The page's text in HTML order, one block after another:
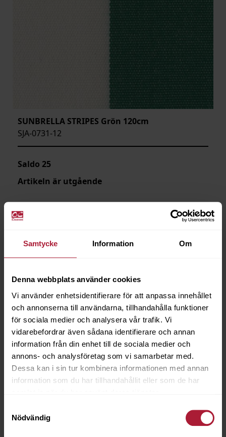
Samtycke Information Om
Denna webbplats använder cookies
Vi använder enhetsidentifierare för att anpassa innehållet
och annonserna till användarna, tillhandahålla funktioner
för sociala medier och analysera vår trafik. Vi
vidarebefordrar även sådana identifierare och annan
information från din enhet till de sociala medier och
annons- och analysföretag som vi samarbetar med.
Dessa kan i sin tur kombinera informationen med annan
information som du har tillhandahållit eller som de har
Nödvändig
SUNBRELLA STRIPES Grön 120cm
SJA-0731-12
Saldo 25
Artikeln är utgående